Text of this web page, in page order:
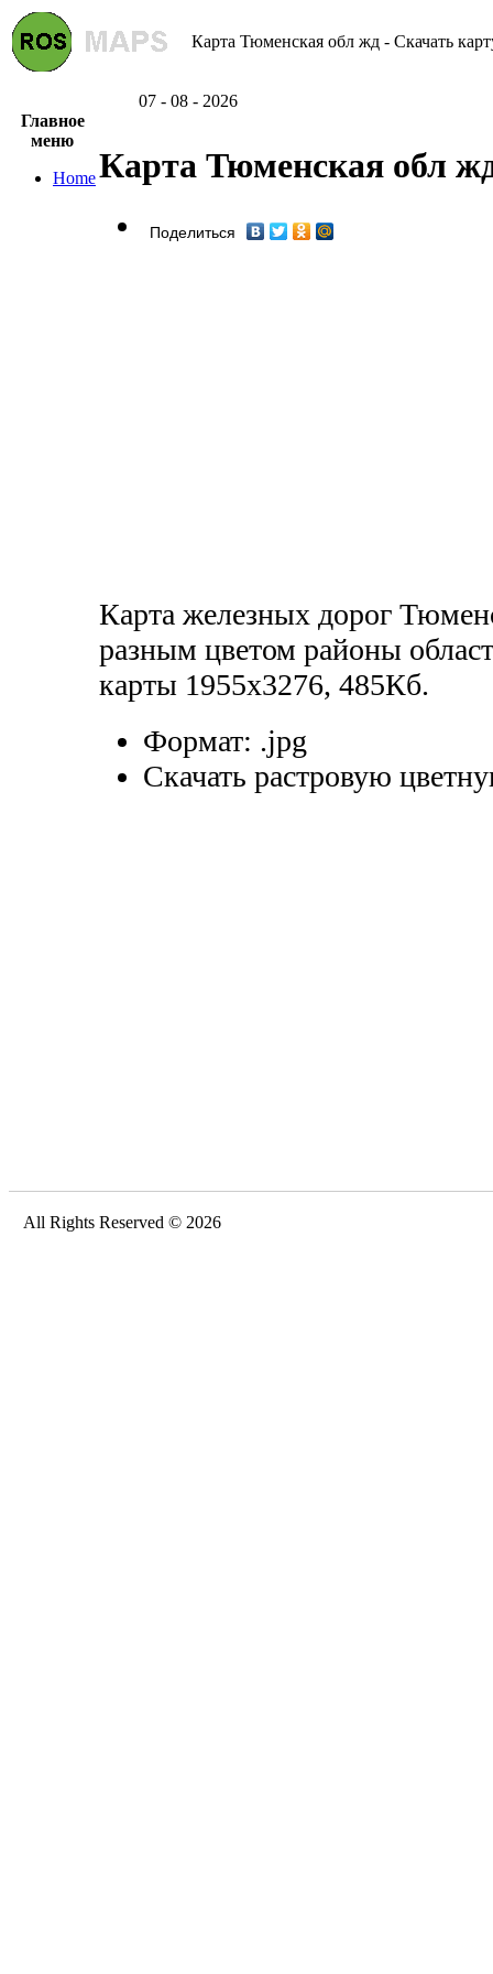
Карта Тюменская обл жд - Скачать
07 - 08 - 2026
Главное
меню
HomeКарта Тюменская обл
Поделиться
Карта железных дорог
разным цветом районы
карты 1955x3276, 485Кб.
Формат: .jpg
Скачать растровую
All Rights Reserved © 2026